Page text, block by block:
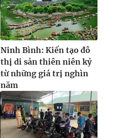
Ninh Bình: Kiến tạo đô
thị di sản thiên niên kỷ
từ những giá trị nghìn
năm